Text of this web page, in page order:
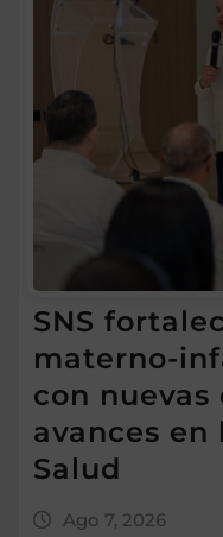
SNS
materno-
con
avances en
Salud
Ago 7, 2026